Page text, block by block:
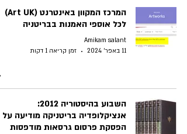
המרכז המקוון באינטרנט (Art UK)
לכל אוספי האמנות בבריטניה
Amikam salant
11 באפר׳ 2024
זמן קריאה 1 דקות
השבוע בהיסטוריה 2012:
אנציקלופדיה בריטניקה מודיעה על
הפסקת פרסום גרסאות מודפסות